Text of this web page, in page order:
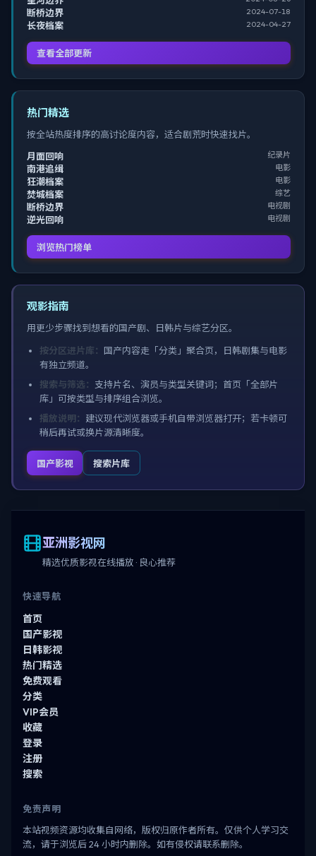
断桥边界 2024-07-18
长夜档案 2024-04-27
查看全部更新
热门精选
按全站热度排序的高讨论度内容，适合剧荒时快速找片。
月面回响
纪录片
南港追缉 电影
狂潮档案 电影
焚城档案 综艺
断桥边界 电视剧
逆光回响 电视剧
浏览热门榜单
观影指南
用更少步骤找到想看的国产剧、日韩片与综艺分区。
按分区进片库： 国产内容走「分类」聚合页，日韩剧集与电影
有独立频道。
搜索与筛选： 支持片名、演员与类型关键词；首页「全部片
库」可按类型与排序组合浏览。
播放说明： 建议现代浏览器或手机自带浏览器打开；若卡顿可
稍后再试或换片源清晰度。
国产影视 搜索片库
亚洲影视网
精选优质影视在线播放 · 良心推荐
快速导航
首页
国产影视
日韩影视
热门精选
免费观看
分类
VIP会员
收藏
登录
注册
搜索
免责声明
本站视频资源均收集自网络，版权归原作者所有。仅供个人学习交
流，请于浏览后 24 小时内删除。如有侵权请联系删除。